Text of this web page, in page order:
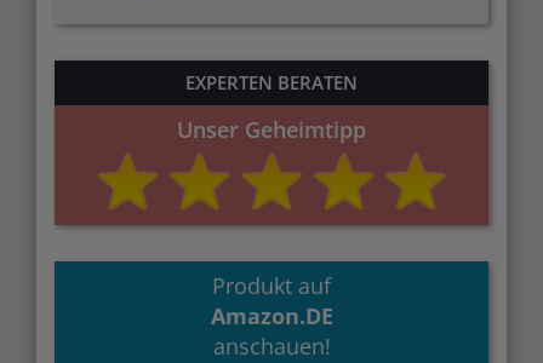
EXPERTEN BERATEN
Unser Geheimtipp
Produkt auf
Amazon.DE
anschauen!